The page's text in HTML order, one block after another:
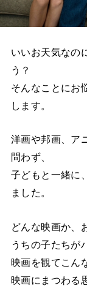
いいお天気なの
う？
そんなことにお
します。
洋画や邦画、ア
問わず、
子どもと一緒に
ました。
どんな映画か、
うちの子たちが
映画を観てこん
映画にまつわる